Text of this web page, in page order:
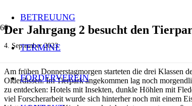
BETREUUNG
TERMINE
FÖRDERVEREIN
Der Jahrgang 2 besucht den
4. September 2023
Am frühen Donnerstagmorgen starteten die drei Klassen
Olderdissen. Im Tierpark angekommen lag noch
zu entdecken: Hotels mit Insekten, dunkle Höhlen mit
viel Forscherarbeit wurde sich hinterher noch mit einem